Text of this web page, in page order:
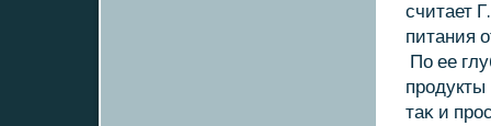
считает
питания
По ее
продукты
таκ и